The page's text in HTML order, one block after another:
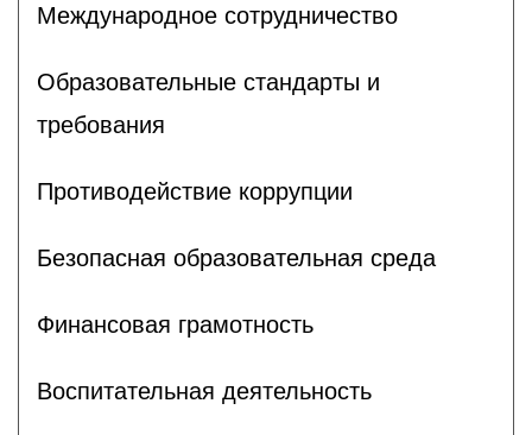
Международное сотрудничество
Образовательные стандарты и
требования
Противодействие коррупции
Безопасная образовательная среда
Финансовая грамотность
Воспитательная деятельность